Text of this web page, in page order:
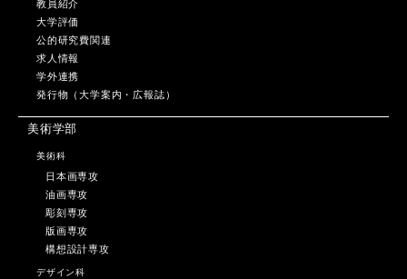
教員紹介
大学評価
公的研究費関連
求人情報
学外連携
発行物（大学案内・広報誌）
美術学部
美術科
日本画専攻
油画専攻
彫刻専攻
版画専攻
構想設計専攻
デザイン科